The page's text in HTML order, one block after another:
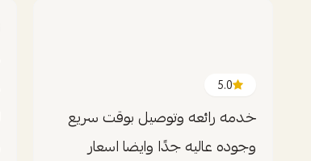
5.0
خدمه رائعه وتوصيل بوقت سريع
وجوده عاليه جدًا وايضا اسعار